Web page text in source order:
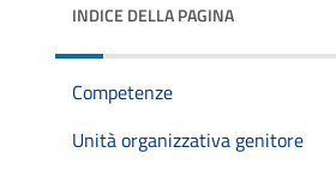
INDICE DELLA PAGINA
Competenze
Unità organizzativa genitore